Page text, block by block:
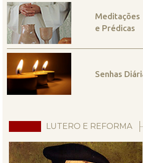
Meditações
e Prédicas
Senhas
LUTERO E REFORMA